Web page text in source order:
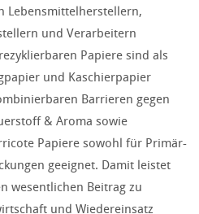
Lebensmittelherstellern,
und Verarbeitern
Papiere sind als
und Kaschierpapier
Barrieren gegen
& Aroma sowie
Papiere sowohl für Primär-
geeignet. Damit leistet
wesentlichen Beitrag zu
und Wiedereinsatz